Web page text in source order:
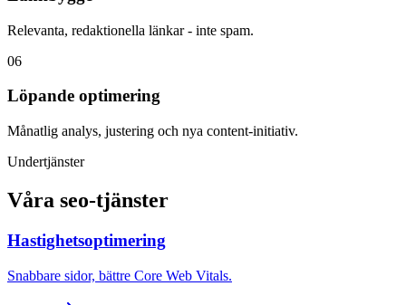
Relevanta, redaktionella länkar - inte spam.
06
Löpande optimering
Månatlig analys, justering och nya content-initiativ.
Undertjänster
Våra seo-tjänster
Hastighetsoptimering
Snabbare sidor, bättre Core Web Vitals.